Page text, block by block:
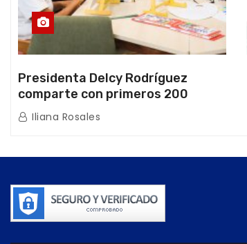
Presidenta Delcy Rodríguez
comparte con primeros 200
beneficiarios de la nueva Casa de
los Abuelos “La Primavera” en
Iliana Rosales